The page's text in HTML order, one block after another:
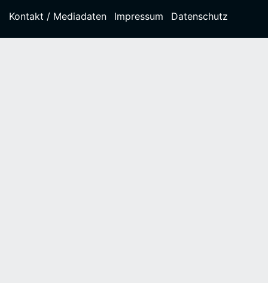
Kontakt / Mediadaten Impressum Datenschutz